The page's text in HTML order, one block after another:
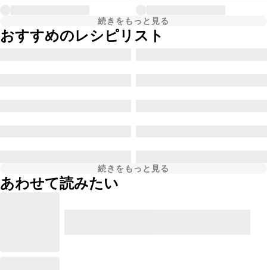
続きをもっと見る
おすすめのレシピリスト
続きをもっと見る
あわせて読みたい